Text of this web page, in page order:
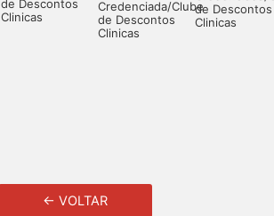
de Descontos
Clinicas
Credenciada/Clube
de Descontos
Clinicas
de Descontos
Clinicas
← VOLTAR